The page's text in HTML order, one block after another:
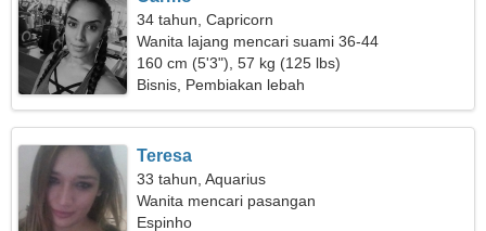
34 tahun, Capricorn
Wanita lajang mencari suami 36-44
160 cm (5'3"), 57 kg (125 lbs)
Bisnis, Pembiakan lebah
Teresa
33 tahun, Aquarius
Wanita mencari pasangan
Espinho